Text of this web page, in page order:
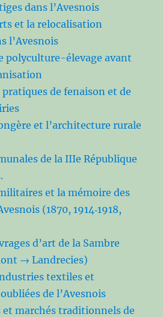
dans l’Avesnois
et la relocalisation
l’Avesnois
polyculture-élevage avant
de fenaison et de
et l’architecture rurale
de la IIIe République
et la mémoire des
(1870, 1914‑1918,
d’art de la Sambre
→ Landrecies)
textiles et
de l’Avesnois
et marchés traditionnels de